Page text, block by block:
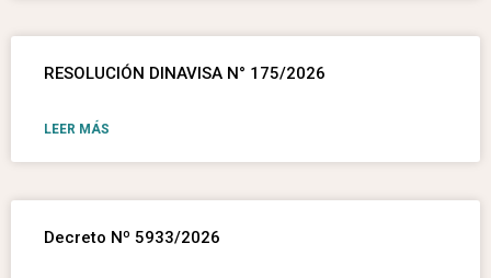
RESOLUCIÓN DINAVISA N° 175/2026
LEER MÁS
Decreto Nº 5933/2026